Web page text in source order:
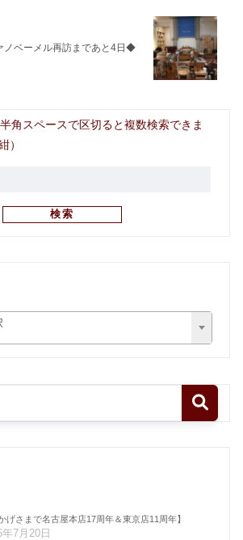
ベーメル再訪まであと4日◆
角スペースで区切ると複数検索できま
）
検索
かげさまで名古屋本店17周年＆東京店11周年】
年7月20日